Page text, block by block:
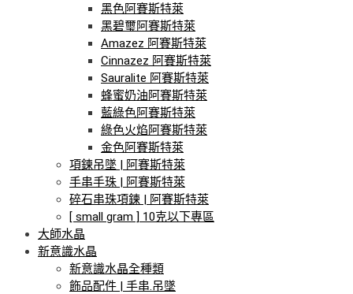
黑色阿賽斯特萊
黑碧璽阿賽斯特萊
Amazez 阿賽斯特萊
Cinnazez 阿賽斯特萊
Sauralite 阿賽斯特萊
蜂蜜奶油阿賽斯特萊
藍綠色阿賽斯特萊
綠色火焰阿賽斯特萊
金色阿賽斯特萊
項鍊吊墜 | 阿賽斯特萊
手串手珠 | 阿賽斯特萊
碎石串珠項鍊 | 阿賽斯特萊
[ small gram ] 10克以下專區
大師水晶
新意識水晶
新意識水晶全種類
飾品配件 | 手串.吊墜